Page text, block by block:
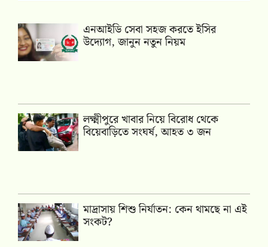
এনআইডি সেবা সহজ করতে ইসির
উদ্যোগ, জানুন নতুন নিয়ম
লক্ষ্মীপুরে খাবার নিয়ে বিরোধ থেকে
বিয়েবাড়িতে সংঘর্ষ, আহত ৩ জন
মাদ্রাসায় শিশু নির্যাতন: কেন থামছে না এই
সংকট?